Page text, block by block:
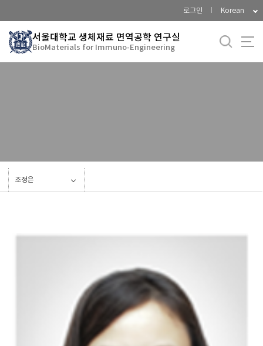
로
메
로그인 Korean
서울대학교 생체재료 면역공학 연구실
BioMaterials for Immuno-Engineering
Current Members
조정은